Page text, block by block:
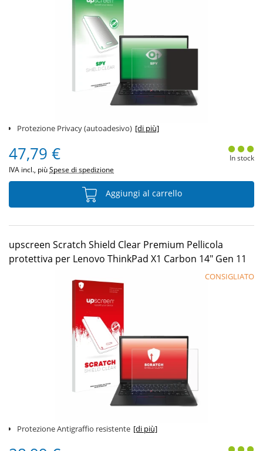
Protezione Privacy (autoadesivo) [di più]
47,79 €
IVA incl., piùSpese di spedizione
In stock
Aggiungi al carrello
upscreen Scratch Shield Clear Premium Pellicola
protettiva per Lenovo ThinkPad X1 Carbon 14" Gen 11
CONSIGLIATO
Protezione Antigraffio resistente [di più]